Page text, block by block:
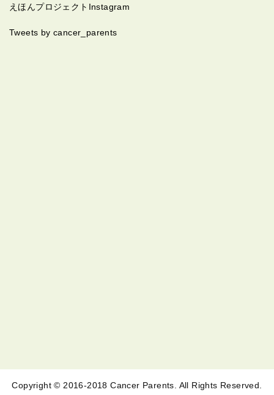
えほんプロジェクトInstagram
Tweets by cancer_parents
Copyright © 2016-2018 Cancer Parents. All Rights Reserved.